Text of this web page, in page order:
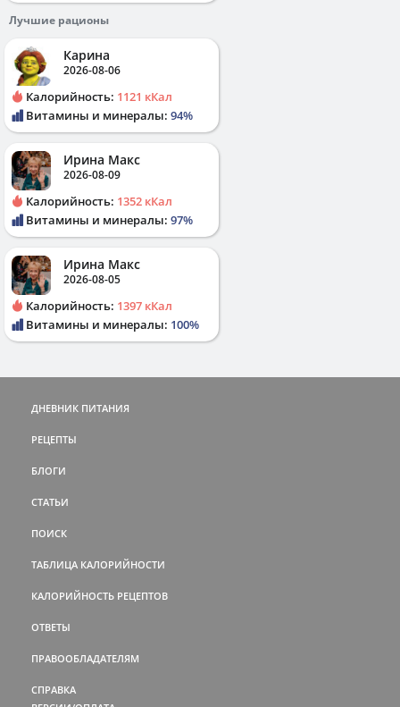
Лучшие рационы
Карина
2026-08-06
Калорийность: 1121 кКал
Витамины и минералы: 94%
Ирина Макс
2026-08-09
Калорийность: 1352 кКал
Витамины и минералы: 97%
Ирина Макс
2026-08-05
Калорийность: 1397 кКал
Витамины и минералы: 100%
ДНЕВНИК ПИТАНИЯ
РЕЦЕПТЫ
БЛОГИ
СТАТЬИ
ПОИСК
ТАБЛИЦА КАЛОРИЙНОСТИ
КАЛОРИЙНОСТЬ РЕЦЕПТОВ
ОТВЕТЫ
ПРАВООБЛАДАТЕЛЯМ
СПРАВКА